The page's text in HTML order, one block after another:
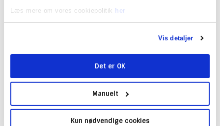
Læs mere om vores cookiepolitik
her
Vis detaljer
Det er OK
Manuelt
Kun nødvendige cookies
Med denne Logo Tape skabelon, kan du arbejde på dit
til at afprøve et Vertikalt design, og 1 til at afprøve et
Så har du et overblik over dit design, inden du sender en
Illustrator projektet er sat op, så hvert design har sit
Det er inddelt i Layers og er nemt og overskueligt - Er du
ikke så skarp i Illustrator, har vi lavet et link til en "Kom
igang med Adobe Illustrator" Tutorial.